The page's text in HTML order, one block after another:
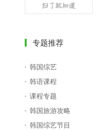
专题推荐
韩国综艺
韩语课程
课程专题
韩国旅游攻略
韩国综艺节目